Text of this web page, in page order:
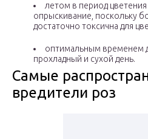
летом в период
опрыскивание, поскольку
достаточно токсична для
оптимальным временем
прохладный и сухой день.
Самые
вредители роз